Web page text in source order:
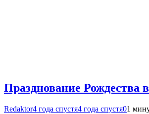
Празднование Рождества
Redaktor4 года спустя4 года спустя01